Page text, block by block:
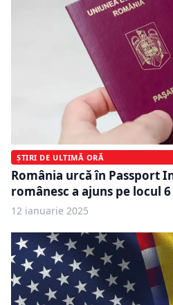
ȘTIRI DE ULTIMĂ ORĂ
România urcă în Passport
românesc a ajuns pe locul
12 ianuarie 2025